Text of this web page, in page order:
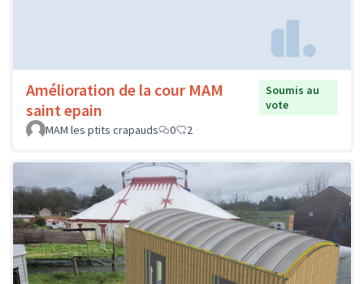
Amélioration de la cour MAM
saint epain
Soumis au
vote
MAM les ptits crapauds
0 2